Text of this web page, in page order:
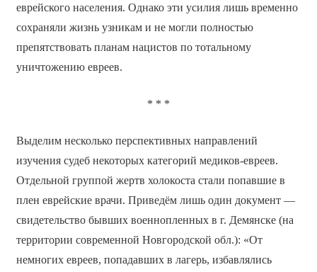
еврейского населения. Однако эти усилия лишь временно
сохраняли жизнь узникам и не могли полностью
препятствовать планам нацистов по тотальному
уничтожению евреев.
* * *
Выделим несколько перспективных направлений
изучения судеб некоторых категорий медиков-евреев.
Отдельной группой жертв холокоста стали попавшие в
плен еврейские врачи. Приведём лишь один документ —
свидетельство бывших военнопленных в г. Демянске (на
территории современной Новгородской обл.): «От
немногих евреев, попадавших в лагерь, избавлялись